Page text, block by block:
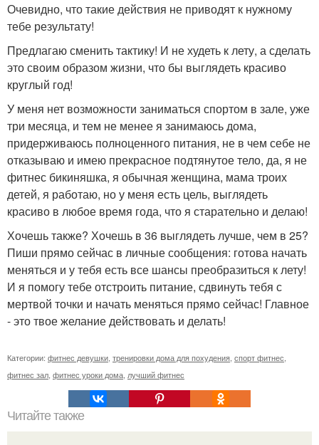
Очевидно, что такие действия не приводят к нужному
тебе результату!
Предлагаю сменить тактику! И не худеть к лету, а сделать
это своим образом жизни, что бы выглядеть красиво
круглый год!
У меня нет возможности заниматься спортом в зале, уже
три месяца, и тем не менее я занимаюсь дома,
придерживаюсь полноценного питания, не в чем себе не
отказываю и имею прекрасное подтянутое тело, да, я не
фитнес бикиняшка, я обычная женщина, мама троих
детей, я работаю, но у меня есть цель, выглядеть
красиво в любое время года, что я старательно и делаю!
Хочешь также? Хочешь в 36 выглядеть лучше, чем в 25?
Пиши прямо сейчас в личные сообщения: готова начать
меняться и у тебя есть все шансы преобразиться к лету!
И я помогу тебе отстроить питание, сдвинуть тебя с
мертвой точки и начать меняться прямо сейчас! Главное
- это твое желание действовать и делать!
Категории: фитнес девушки, тренировки дома для похудения, спорт фитнес,
фитнес зал, фитнес уроки дома, лучший фитнес
Читайте также